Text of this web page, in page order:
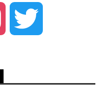
Instagram